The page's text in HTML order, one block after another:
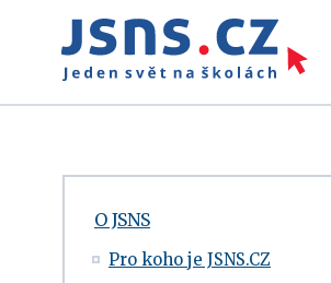
O JSNS
Pro koho je JSNS.CZ